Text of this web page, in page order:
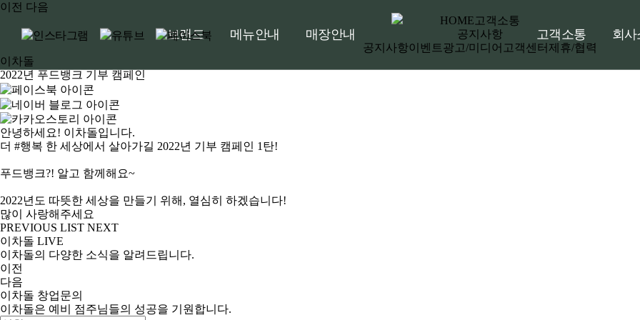
브랜드 메뉴안내 매장안내 고객소통 회
이전 다음
HOME 고객소통
공지사항
공지사항이벤트 광고/미디어 고객센터 제휴/협력
이차돌
2022년 푸드뱅크 기부 캠페인
안녕하세요! 이차돌입니다.
더 #행복 한 세상에서 살아가길 2022년 기부 캠페인 1탄!
푸드뱅크?! 알고 함께해요~
2022년도 따뜻한 세상을 만들기 위해, 열심히 하겠습니다!
많이 사랑해주세요
PREVIOUS LIST NEXT
이차돌 LIVE
이차돌의 다양한 소식을 알려드립니다.
이전
다음
이차돌 창업문의
이차돌은 예비 점주님들의 성공을 기원합니다.